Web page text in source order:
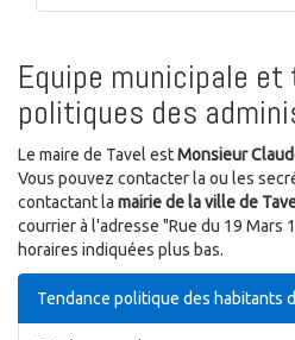
Equipe municipale
politiques des
Le maire de Tavel estMonsieur
Vous pouvez contacter la ou les
contactant la mairie de la ville de
courrier à l'adresse "Rue du 19 Mars
horaires indiquées plus bas.
Tendance politique des habitants